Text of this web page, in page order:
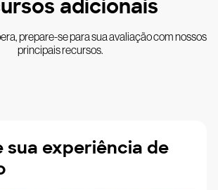
adicionais
prepare-se para sua avaliação com nossos
principais recursos.
sua experiência de